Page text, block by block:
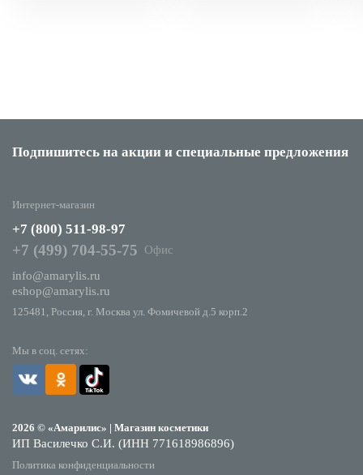
Подпишитесь на акции и специальные предложения
Мы в соц. сетях:
2026 © «Амарилис» | Магазин косметики
ИП Василечко С.И. (ИНН 771618986896)
Политика конфиденциальности
Интернет-магазин
+7 (800) 511-98-97
+7 (499) 704-55-75
Офис
info@amarylis.ru
eshop@amarylis.ru
125481, Россия, г. Москва ул. Фомичевой д.5 корп.2